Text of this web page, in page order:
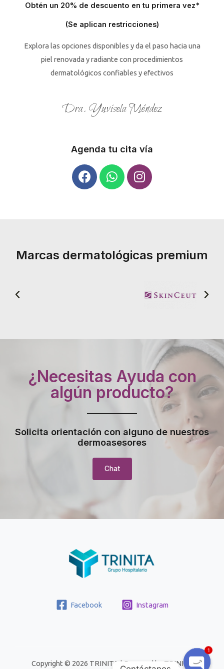
Obtén un 20% de descuento en tu primera vez*
(Se aplican restricciones)
Explora las opciones disponibles y da el paso hacia una
piel renovada y radiante con procedimientos
dermatológicos confiables y efectivos
Dra. Yuvisela Méndez
Agenda tu cita vía
Marcas dermatológicas premium
¿Necesitas Ayuda con
algún producto?
Solicita orientación con alguno de nuestros
dermoasesores
Chat
Facebook Instagram
Copyright © 2026 TRINITA | Powered by TRINITA
1